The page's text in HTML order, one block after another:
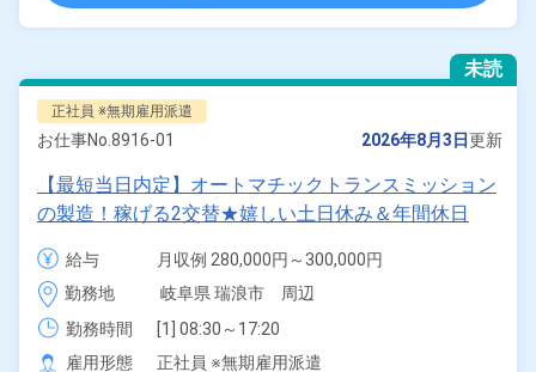
未読
正社員 ※無期雇用派遣
お仕事No.8916-01 2026年8月3日更新
【最短当日内定】オートマチックトランスミッション
の製造！稼げる2交替★嬉しい土日休み＆年間休日
122日！昇給＆業績賞与あり！月収例29万円以上可♪
寮費無料！駅から無料送迎あり！《岐阜県瑞浪市》
給与
月収例 280,000円～300,000円
給与 210,000円～210,000円
勤務地
岐阜県 瑞浪市　周辺
勤務時間
[1] 08:30～17:20
[2] 22:00～06:50
雇用形態
正社員 ※無期雇用派遣